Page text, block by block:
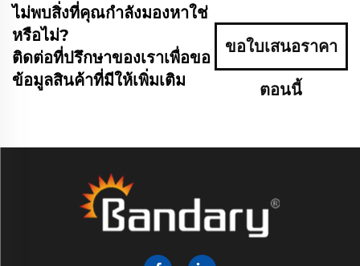
ไม่พบสิ่งที่คุณกำลังมองหาใช่
หรือไม่?
ติดต่อที่ปรึกษาของเราเพื่อขอ
ข้อมูลสินค้าที่มีให้เพิ่มเติม
ขอใบเสนอราคา
ตอนนี้